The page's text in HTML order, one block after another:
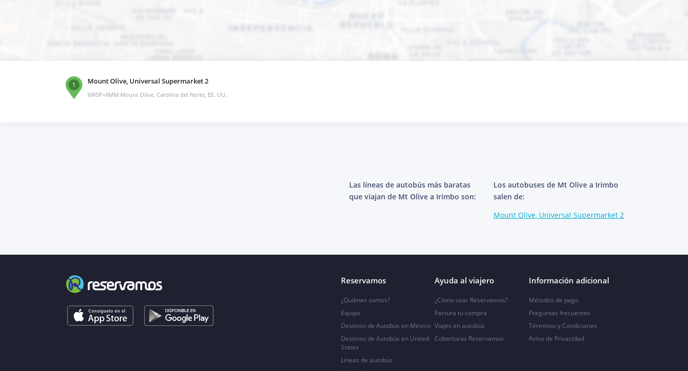
1 Mount Olive, Universal Supermarket 2
6W5P+XMM Mount Olive, Carolina del Norte, EE. UU.
Las líneas de autobús más baratas
que viajan de Mt Olive a Irimbo son:
Los autobuses de Mt Olive a Irimbo
salen de:
Mount Olive, Universal Supermarket 2
Reservamos
¿Quiénes somos?
Equipo
Destinos de Autobús en México
Destinos de Autobús en United
States
Líneas de autobús
Ayuda al viajero
¿Cómo usar Reservamos?
Factura tu compra
Viajes en autobús
Coberturas Reservamos
Información adicional
Métodos de pago
Preguntas frecuentes
Términos y Condiciones
Aviso de Privacidad